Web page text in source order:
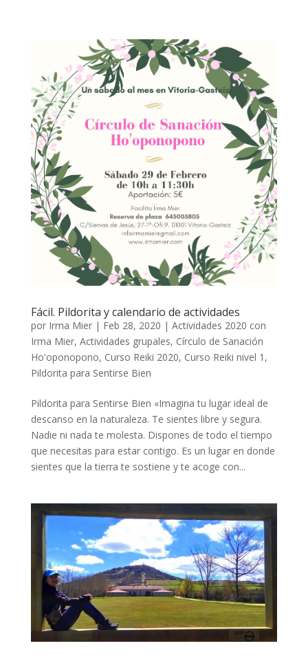
Fácil. Pildorita y calendario de actividades
por Irma Mier| Feb 28, 2020 | Actividades 2020 con
Irma Mier, Actividades grupales, Círculo de Sanación
Ho'oponopono, Curso Reiki 2020, Curso Reiki nivel 1 ,
Pildorita para Sentirse Bien
Pildorita para Sentirse Bien «Imagina tu lugar ideal de
descanso en la naturaleza. Te sientes libre y segura.
Nadie ni nada te molesta. Dispones de todo el tiempo
que necesitas para estar contigo. Es un lugar en donde
sientes que la tierra te sostiene y te acoge con...